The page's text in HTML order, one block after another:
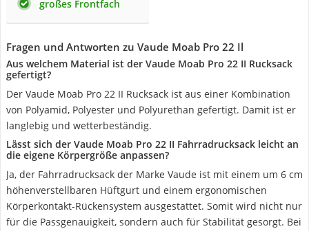
großes Frontfach
Fragen und Antworten zu Vaude Moab Pro 22 Il
Aus welchem Material ist der Vaude Moab Pro 22 II Rucksack
gefertigt?
Der Vaude Moab Pro 22 II Rucksack ist aus einer Kombination
von Polyamid, Polyester und Polyurethan gefertigt. Damit ist er
langlebig und wetterbeständig.
Lässt sich der Vaude Moab Pro 22 II Fahrradrucksack leicht an
die eigene Körpergröße anpassen?
Ja, der Fahrradrucksack der Marke Vaude ist mit einem um 6 cm
höhenverstellbaren Hüftgurt und einem ergonomischen
Körperkontakt-Rückensystem ausgestattet. Somit wird nicht nur
für die Passgenauigkeit, sondern auch für Stabilität gesorgt. Bei